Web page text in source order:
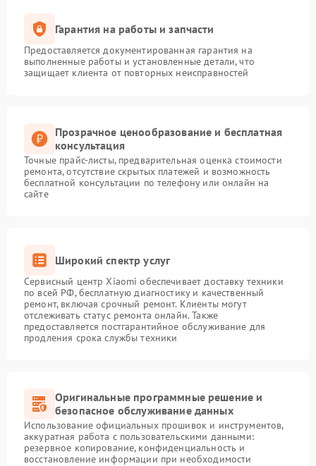
Гарантия на работы и запчасти
Предоставляется документированная гарантия на
выполненные работы и установленные детали, что
защищает клиента от повторных неисправностей
Прозрачное ценообразование и бесплатная
консультация
Точные прайс-листы, предварительная оценка стоимости
ремонта, отсутствие скрытых платежей и возможность
бесплатной консультации по телефону или онлайн на
сайте
Широкий спектр услуг
Сервисный центр Xiaomi обеспечивает доставку техники
по всей РФ, бесплатную диагностику и качественный
ремонт, включая срочный ремонт. Клиенты могут
отслеживать статус ремонта онлайн. Также
предоставляется постгарантийное обслуживание для
продления срока службы техники
Оригинальные программные решение и
безопасное обслуживание данных
Использование официальных прошивок и инструментов,
аккуратная работа с пользовательскими данными:
резервное копирование, конфиденциальность и
восстановление информации при необходимости